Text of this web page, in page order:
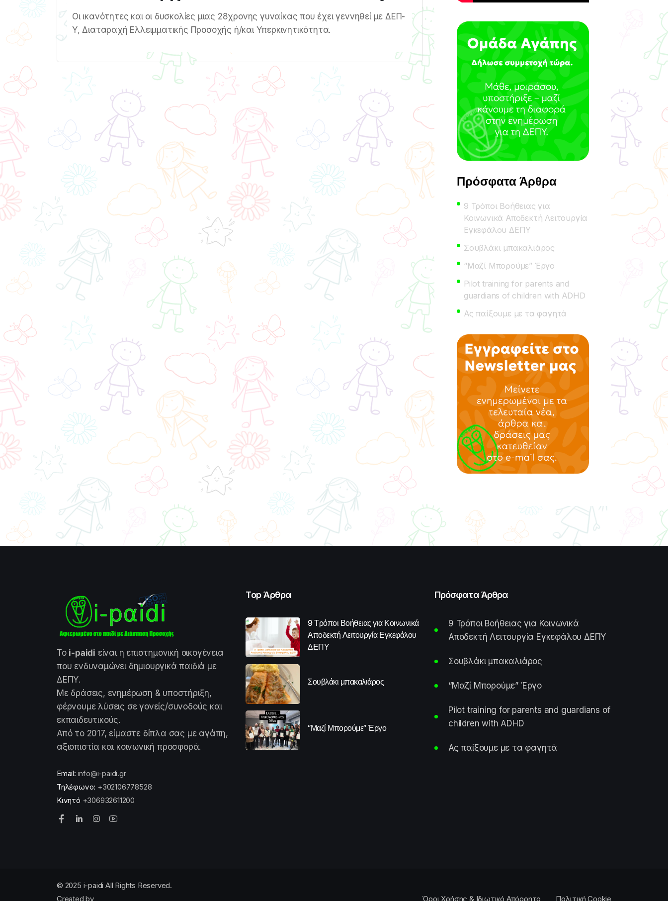
Οι ικανότητες και οι δυσκολίες μιας 28χρονης γυναίκας που έχει γεννηθεί με ΔΕΠ-
Υ, Διαταραχή Ελλειμματικής Προσοχής ή/και Υπερκινητικότητα.
Πρόσφατα Άρθρα
9 Τρόποι Βοήθειας για
Κοινωνικά Αποδεκτή Λειτουργία
Εγκεφάλου ΔΕΠΥ
Σουβλάκι μπακαλιάρος
“Μαζί Μπορούμε” Έργο
Pilot training for parents and
guardians of children with ADHD
Ας παίξουμε με τα φαγητά
Το i-paidi είναι η επιστημονική οικογένεια
που ενδυναμώνει δημιουργικά παιδιά με
ΔΕΠΥ.
Με δράσεις, ενημέρωση & υποστήριξη,
φέρνουμε λύσεις σε γονείς/συνοδούς και
εκπαιδευτικούς.
Από το 2017, είμαστε δίπλα σας με αγάπη,
αξιοπιστία και κοινωνική προσφορά.
Email: info@i-paidi.gr
Τηλέφωνο: +302106778528
Κινητό +306932611200
Top Άρθρα
9 Τρόποι Βοήθειας για Κοινωνικά
Αποδεκτή Λειτουργία Εγκεφάλου
ΔΕΠΥ
Σουβλάκι μπακαλιάρος
“Μαζί Μπορούμε” Έργο
Πρόσφατα Άρθρα
9 Τρόποι Βοήθειας για Κοινωνικά
Αποδεκτή Λειτουργία Εγκεφάλου ΔΕΠΥ
Σουβλάκι μπακαλιάρος
“Μαζί Μπορούμε” Έργο
Pilot training for parents and guardians of
children with ADHD
Ας παίξουμε με τα φαγητά
© 2025 i-paidi All Rights Reserved.
Created by
Όροι Χρήσης & Ιδιωτικό Απόρρητο Πολιτική Cookie